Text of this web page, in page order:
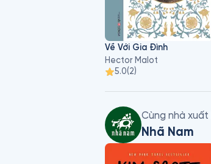
Về Với Gia Đình
Hector Malot
5.0(2)
Cùng nhà xuất
Nhã Nam